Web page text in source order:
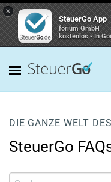
×
SteuerGo App
forium GmbH
kostenlos - In
DIE GANZE WELT
SteuerGo